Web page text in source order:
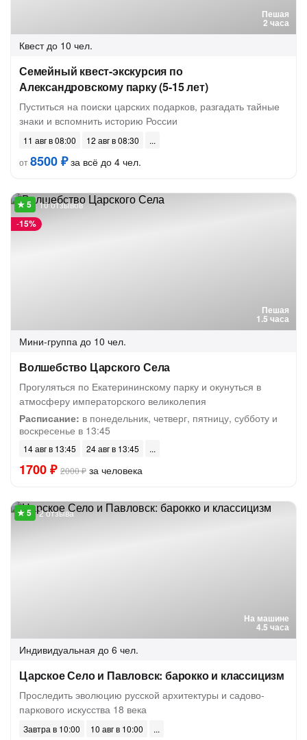
Пешая
2 часа
Квест до 10 чел.
Семейный квест-экскурсия по
Александровскому парку (5-15 лет)
Пуститься на поиски царских подарков, разгадать тайные
знаки и вспомнить историю России
11 авг в 08:00
12 авг в 08:30
от8500 ₽за всё до 4 чел.
Пешая
1.5 часа
-15%
10 отзывов
Мини-группа до 10 чел.
Волшебство Царского Села
Прогуляться по Екатерининскому парку и окунуться в
атмосферу императорского великолепия
Расписание: в понедельник, четверг, пятницу, субботу и
воскресенье в 13:45
14 авг в 13:45 24 авг в 13:45
1700 ₽ 2000 ₽ за человека
На машине
4.5 часа
2 отзыва
Индивидуальная до 6 чел.
Царское Село и Павловск: барокко и классицизм
Проследить эволюцию русской архитектуры и садово-
паркового искусства 18 века
Завтра в 10:00
10 авг в 10:00